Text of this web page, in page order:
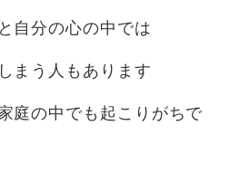
自分の心の中では
まう人もあります
庭の中でも起こりがちで